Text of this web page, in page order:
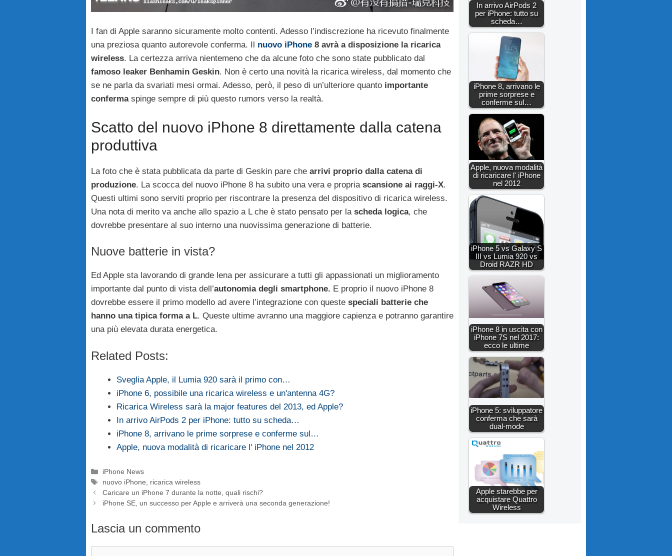
I fan di Apple saranno sicuramente molto contenti. Adesso l’indiscrezione ha ricevuto finalmente
una preziosa quanto autorevole conferma. Il nuovo iPhone 8 avrà a disposizione la ricarica
wireless. La certezza arriva nientemeno che da alcune foto che sono state pubblicato dal
famoso leaker Benhamin Geskin. Non è certo una novità la ricarica wireless, dal momento che
se ne parla da svariati mesi ormai. Adesso, però, il peso di un’ulteriore quanto importante
confermaspinge sempre di più questo rumors verso la realtà.
Scatto del nuovo iPhone 8 direttamente dalla catena
produttiva
La foto che è stata pubblicata da parte di Geskin pare che arrivi proprio dalla catena di
produzione. La scocca del nuovo iPhone 8 ha subito una vera e propria scansione ai raggi-X.
Questi ultimi sono serviti proprio per riscontrare la presenza del dispositivo di ricarica wireless.
Una nota di merito va anche allo spazio a L che è stato pensato per la scheda logica, che
dovrebbe presentare al suo interno una nuovissima generazione di batterie.
Nuove batterie in vista?
Ed Apple sta lavorando di grande lena per assicurare a tutti gli appassionati un miglioramento
importante dal punto di vista dell’autonomia degli smartphone. E proprio il nuovo iPhone 8
dovrebbe essere il primo modello ad avere l’integrazione con queste speciali batterie che
hanno una tipica forma a L. Queste ultime avranno una maggiore capienza e potranno garantire
una più elevata durata energetica.
Related Posts:
Sveglia Apple, il Lumia 920 sarà il primo con…
iPhone 6, possibile una ricarica wireless e un'antenna 4G?
Ricarica Wireless sarà la major features del 2013, ed Apple?
In arrivo AirPods 2 per iPhone: tutto su scheda…
iPhone 8, arrivano le prime sorprese e conferme sul…
Apple, nuova modalità di ricaricare l' iPhone nel 2012
Categorie
iPhone News
Tag
nuovo iPhone, ricarica wireless
Caricare un iPhone 7 durante la notte, quali rischi?
iPhone SE, un successo per Apple e arriverà una seconda generazione!
Lascia un commento
In arrivo AirPods 2
per iPhone: tutto su
scheda…
iPhone 8, arrivano le
prime sorprese e
conferme sul…
Apple, nuova modalità
di ricaricare l' iPhone
nel 2012
iPhone 5 vs Galaxy S
III vs Lumia 920 vs
Droid RAZR HD
iPhone 8 in uscita con
iPhone 7S nel 2017:
ecco le ultime
iPhone 5: sviluppatore
conferma che sarà
dual-mode
Apple starebbe per
acquistare Quattro
Wireless